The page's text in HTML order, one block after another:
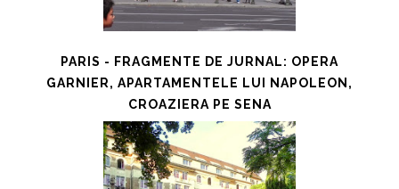
PARIS - FRAGMENTE DE JURNAL: OPERA
GARNIER, APARTAMENTELE LUI NAPOLEON,
CROAZIERA PE SENA